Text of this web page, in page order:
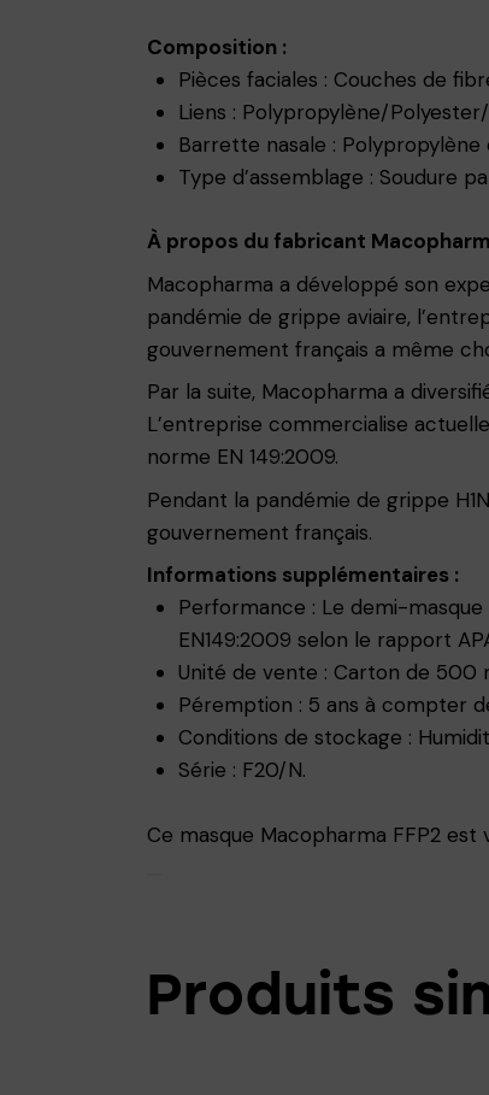
Composition :
Pièces faciales : Couches de
Liens : Polypropylène/
Barrette nasale : Polypropylène
Type d’assemblage : Soudure
À propos du fabricant
Macopharma a développé son
pandémie de grippe aviaire,
gouvernement français a même
Par la suite, Macopharma a
L’entreprise commercialise
norme EN 149:2009.
Pendant la pandémie de grippe
gouvernement français.
Informations supplémentaires :
Performance : Le demi-
EN149:2009 selon le rapport
Unité de vente : Carton de 500
Péremption : 5 ans à compter
Conditions de stockage :
Série : F20/N.
Ce masque Macopharma FFP2
Produits